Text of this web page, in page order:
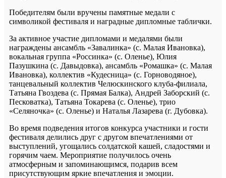
Победителям были вручены памятные медали с
символикой фестиваля и наградные дипломные таблички.
За активное участие дипломами и медалями были
награждены ансамбль «Завалинка» (с. Малая Ивановка),
вокальная группа «Россинка» (с. Оленье), Юлия
Пазушкина (с. Давыдовка), ансамбль «Ромашка» (с. Малая
Ивановка), коллектив «Кудесница» (с. Горноводяное),
танцевальный коллектив Челюскинского клуба-филиала,
Татьяна Гвоздева (с. Прямая Балка), Андрей Заборский (с.
Песковатка), Татьяна Токарева (с. Оленье), трио
«Селяночка» (с. Оленье) и Наталья Лазарева (г. Дубовка).
Во время подведения итогов конкурса участники и гости
фестиваля делились друг с другом впечатлениями от
выступлений, угощались солдатской кашей, сладостями и
горячим чаем. Мероприятие получилось очень
атмосферным и запоминающимся, подарив всем
присутствующим яркие впечатления и эмоции.